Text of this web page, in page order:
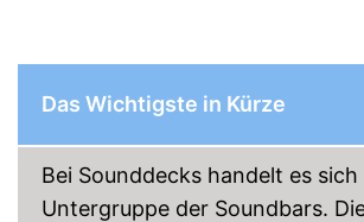
Mit einem
Amazon Lieferzeit
siehe
Das Wichtigste in Kürze
Bei Sounddecks handelt es sich
Untergruppe der Soundbars.